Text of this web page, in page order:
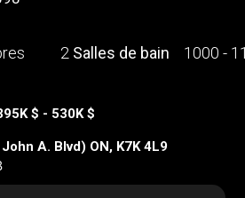
2 Salles de bain 1000 -
$ - 530K $
A. Blvd) ON, K7K 4L9